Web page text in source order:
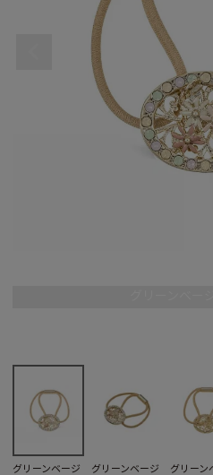
グリーンベージ
グリーンベージ
グリーン